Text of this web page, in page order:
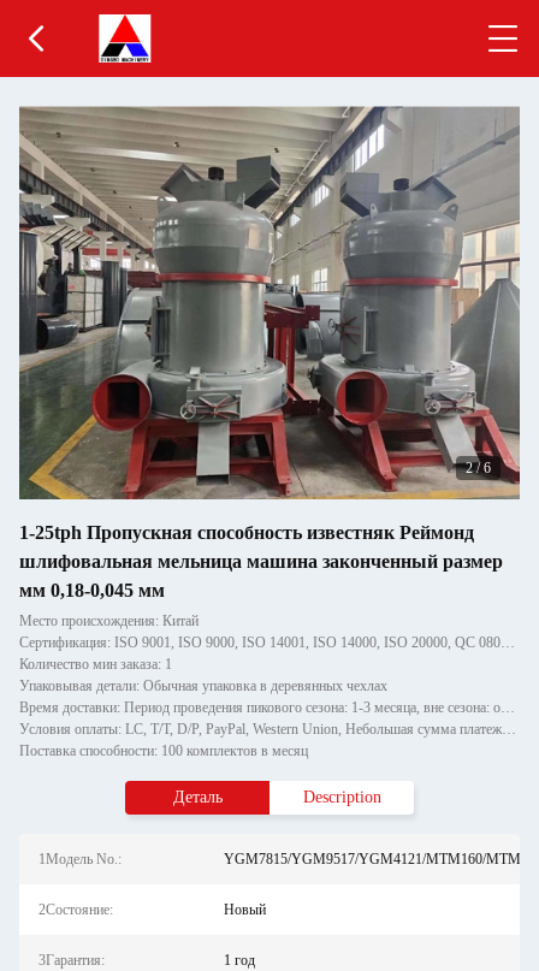
2/6
1-25tph Пропускная способность известняк Реймонд
шлифовальная мельница машина законченный размер
мм 0,18-0,045 мм
Место происхождения: Китай
Сертификация: ISO 9001, ISO 9000, ISO 14001, ISO 14000, ISO 20000, QC 080000
Количество мин заказа: 1
Упаковывая детали: Обычная упаковка в деревянных чехлах
Время доставки: Период проведения пикового сезона: 1-3 месяца, вне сезона: один месяц
Условия оплаты: LC, T/T, D/P, PayPal, Western Union, Небольшая сумма платежа, Money Gram
Поставка способности: 100 комплектов в месяц
Деталь Description
1Модель No.: YGM7815/YGM9517/YGM4121/MTM160/
2Состояние: Новый
3Гарантия: 1 год